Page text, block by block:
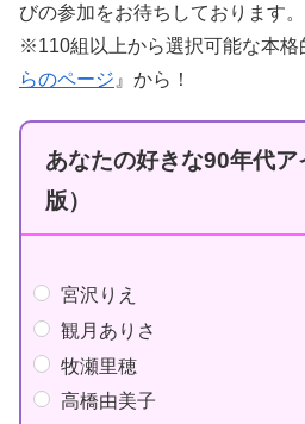
びの参加をお待ちしております。
※110組以上から選択可能な本格
らのページ 』から！
あなたの好きな90年代
版）
宮沢りえ
観月ありさ
牧瀬里穂
高橋由美子